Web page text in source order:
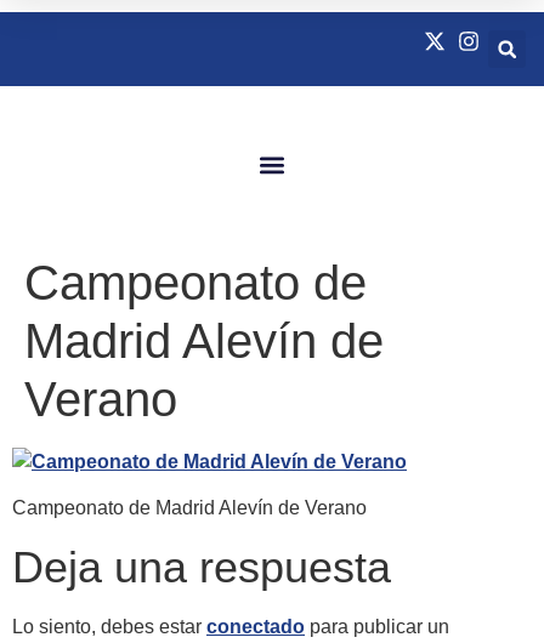
Campeonato de
Madrid Alevín de
Verano
Campeonato de Madrid Alevín de Verano
Deja una respuesta
Lo siento, debes estar conectado para publicar un